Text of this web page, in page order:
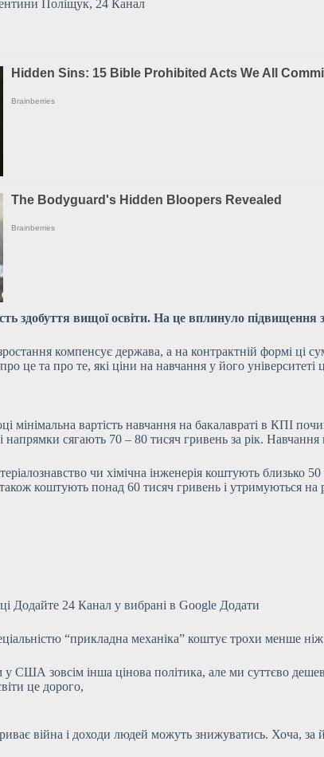
Поліщук, 24 Канал
здобуття вищої освіти. На це вплинуло підвищення
компенсує держава, а на контрактній формі ці
це та про те, які ціни на навчання у його університеті
мінімальна вартість навчання на бакалавраті в КПІ
сягають 70 – 80 тисяч гривень за рік. Навчання
чи хімічна інженерія коштують близько
коштують понад 60 тисяч гривень і утримуються на
Додайте 24 Канал у вибрані в Google Додати
“прикладна механіка” коштує трохи менше
США зовсім інша цінова політика, але ми суттєво
це дорого,
війна і доходи людей можуть знижуватись. Хоча,